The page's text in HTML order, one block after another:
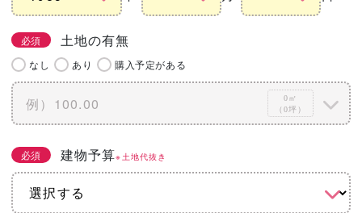
必須 土地の有無
なし あり 購入予定がある
0㎡
（0坪）
必須 建物予算※土地代抜き